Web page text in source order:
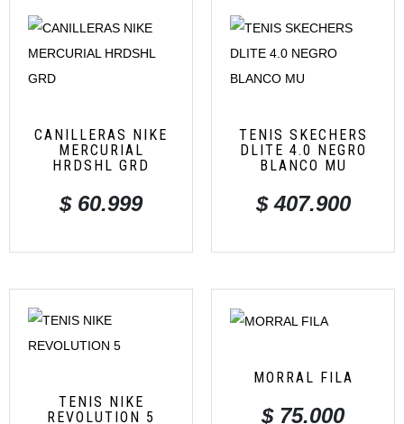
CANILLERAS NIKE
MERCURIAL
HRDSHL GRD
$60.999
TENIS SKECHERS
DLITE 4.0 NEGRO
BLANCO MU
$407.900
TENIS NIKE
REVOLUTION 5
MORRAL FILA
$75.000